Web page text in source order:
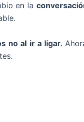
en la
no al ir a ligar.